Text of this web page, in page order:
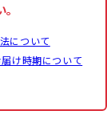
について
届け時期について